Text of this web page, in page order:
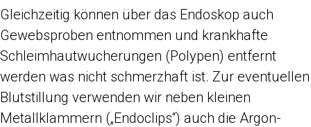
Gleichzeitig können über das Endoskop auch
Gewebsproben entnommen und krankhafte
Schleimhautwucherungen (Polypen) entfernt
werden was nicht schmerzhaft ist. Zur eventuellen
Blutstillung verwenden wir neben kleinen
Metallklammern („Endoclips“) auch die Argon-